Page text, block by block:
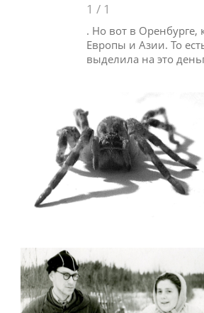
1 / 1
. Но вот в Оренбурге,
Европы и Азии. То
выделила на это